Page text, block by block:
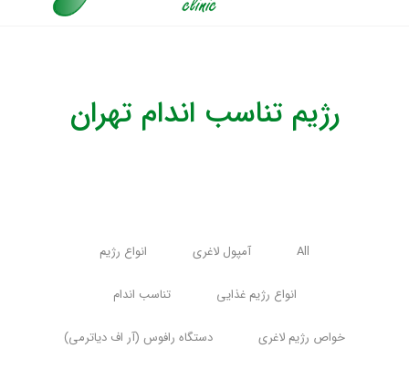
رژیم تناسب اندام تهران
All آمپول لاغری انواع رژیم
انواع رژیم غذایی تناسب اندام
خواص رژیم لاغری دستگاه رافوس (آر اف دیاترمی)